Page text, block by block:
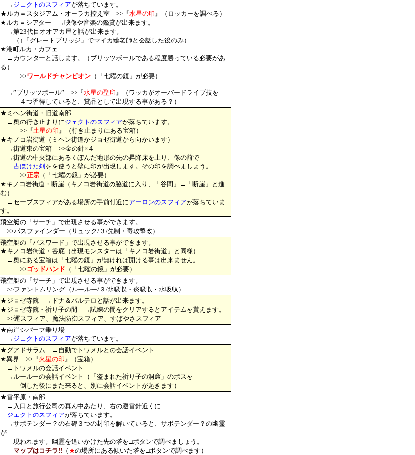
→ ジェクトのスフィアが落ちています。
★ルカ＝スタジアム・オーラカ控え室 >>『水星の印』（ロッカーを調べる）
★ルカ＝シアター →映像や音楽の鑑賞が出来ます。
→第23代目オオアカ屋と話が出来ます。
（↑「グレートブリッジ」でマイカ総老師と会話した後のみ）
★港町ルカ・カフェ
→カウンターと話します。（ブリッツボールである程度勝っている必要があ
る）
>>ワールドチャンピオン （「七曜の鏡」が必要）
→”ブリッツボール” >>『水星の聖印』（ワッカがオーバードライブ技を
４つ習得していると、賞品として出現する事がある？）
★ミヘン街道・旧道南部
→奥の行き止まりにジェクトのスフィアが落ちています。
>>『土星の印』（行き止まりにある宝箱）
★キノコ岩街道（ミヘン街道かジョゼ街道から向かいます）
→街道東の宝箱 >>金の針×４
→街道の中央部にあるくぼんだ地形の先の昇降床を上り、像の前で
古ぼけた剣 をを使うと壁に印が出現します。その印を調べましょう。
>>正宗 （「七曜の鏡」が必要）
★キノコ岩街道・断崖（キノコ岩街道の脇道に入り、「谷間」→「断崖」と進
む）
→セーブスフィアがある場所の手前付近にアーロンのスフィアが落ちていま
す。
飛空艇の「サーチ」で出現させる事ができます。
>>パスファインダー（リュック/３/先制・毒攻撃改）
飛空艇の「パスワード」で出現させる事ができます。
★キノコ岩街道・谷底（出現モンスターは「キノコ岩街道」と同様）
→奥にある宝箱は「七曜の鏡」が無ければ開ける事は出来ません。
>>ゴッドハンド （「七曜の鏡」が必要）
飛空艇の「サーチ」で出現させる事ができます。
>>ファントムリング（ルールー/３/氷吸収・炎吸収・水吸収）
★ジョゼ寺院 →ドナ＆バルテロと話が出来ます。
★ジョゼ寺院・祈り子の間 →試練の間をクリアするとアイテムを貰えます。
>>運スフィア、魔法防御スフィア、すばやさスフィア
★南岸シパーフ乗り場
→ ジェクトのスフィアが落ちています。
★グアドサラム →自動でトワメルとの会話イベント
★異界 >>『火星の印』（宝箱）
→トワメルの会話イベント
→ルールーの会話イベント（「盗まれた祈り子の洞窟」のボスを
倒した後にまた来ると、別に会話イベントが起きます）
★雷平原・南部
→入口と旅行公司の真ん中あたり、右の避雷針近くに
ジェクトのスフィアが落ちています。
→サボテンダー？の石碑３つの封印を解いていると、サボテンダー？の幽霊
が
現われます。幽霊を追いかけた先の塔を□ボタンで調べましょう。
マップはコチラ!! （ ★の場所にある傾いた塔を□ボタンで調べます）